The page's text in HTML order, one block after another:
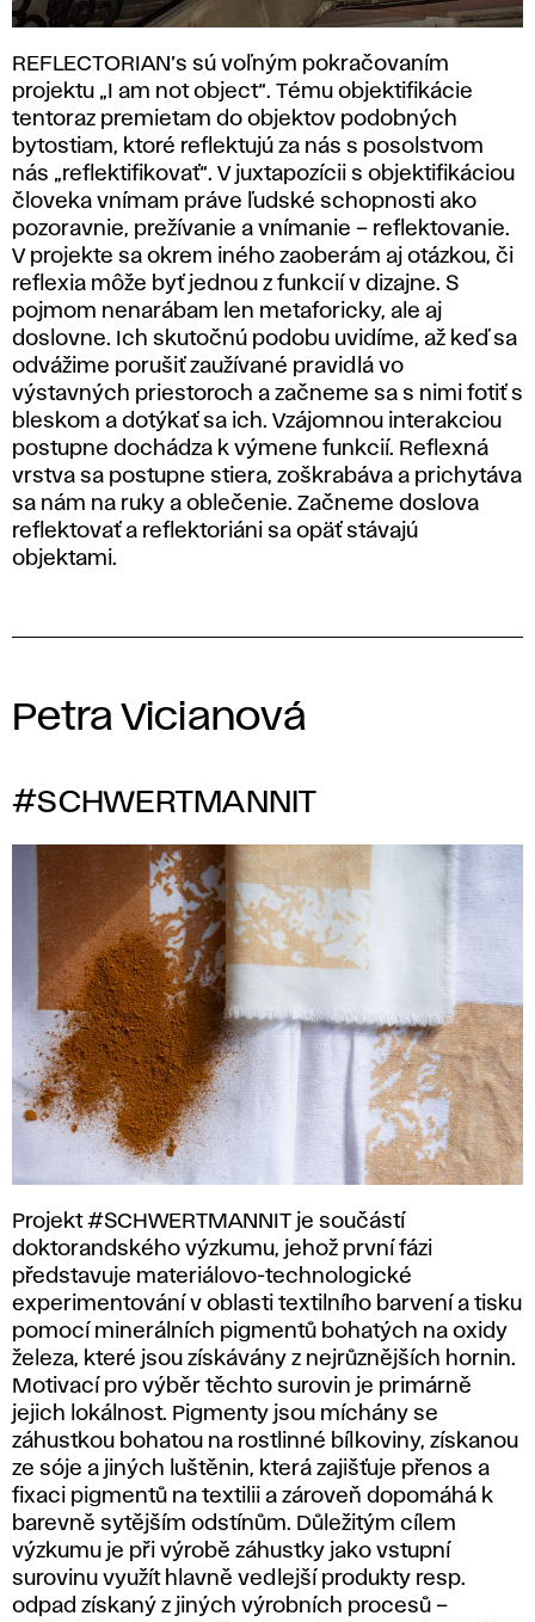
REFLECTORIAN’s sú voľným pokračovaním
projektu „I am not object“. Tému objektifikácie
tentoraz premietam do objektov podobných
bytostiam, ktoré reflektujú za nás s posolstvom
nás „reflektifikovať“. V juxtapozícii s objektifikáciou
človeka vnímam práve ľudské schopnosti ako
pozoravnie, prežívanie a vnímanie – reflektovanie.
V projekte sa okrem iného zaoberám aj otázkou, či
reflexia môže byť jednou z funkcií v dizajne. S
pojmom nenarábam len metaforicky, ale aj
doslovne. Ich skutočnú podobu uvidíme, až keď sa
odvážime porušiť zaužívané pravidlá vo
výstavných priestoroch a začneme sa s nimi fotiť s
bleskom a dotýkať sa ich. Vzájomnou interakciou
postupne dochádza k výmene funkcií. Reflexná
vrstva sa postupne stiera, zoškrabáva a prichytáva
sa nám na ruky a oblečenie. Začneme doslova
reflektovať a reflektoriáni sa opäť stávajú
objektami.
Petra Vicianová
#SCHWERTMANNIT
Projekt #SCHWERTMANNIT je součástí
doktorandského výzkumu, jehož první fázi
představuje materiálovo-technologické
experimentování v oblasti textilního barvení a tisku
pomocí minerálních pigmentů bohatých na oxidy
železa, které jsou získávány z nejrůznějších hornin.
Motivací pro výběr těchto surovin je primárně
jejich lokálnost. Pigmenty jsou míchány se
záhustkou bohatou na rostlinné bílkoviny, získanou
ze sóje a jiných luštěnin, která zajišťuje přenos a
fixaci pigmentů na textilii a zároveň dopomáhá k
barevně sytějším odstínům. Důležitým cílem
výzkumu je při výrobě záhustky jako vstupní
surovinu využít hlavně vedlejší produkty resp.
odpad získaný z jiných výrobních procesů –